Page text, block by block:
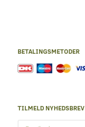
BETALINGSMETODER
TILMELD NYHEDSBREV